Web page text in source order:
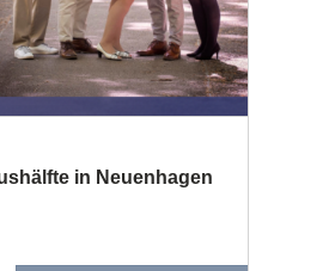
in Neuenhagen